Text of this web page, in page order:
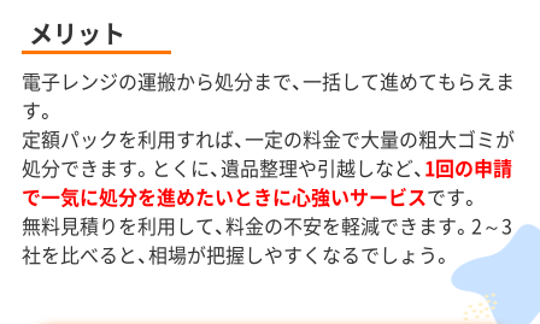
メリット
電子レンジの運搬から処分まで、一括して進めてもらえま
す。
定額パックを利用すれば、一定の料金で大量の粗大ゴミが
処分できます。とくに、遺品整理や引越しなど、1回の申請
で一気に処分を進めたいときに心強いサービスです。
無料見積りを利用して、料金の不安を軽減できます。2～3
社を比べると、相場が把握しやすくなるでしょう。